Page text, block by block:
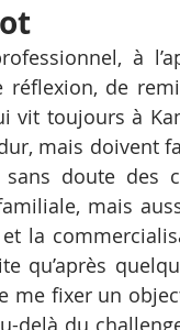
à
de
vit toujours à
mais doivent
doute des
mais
la
qu’après
me fixer un